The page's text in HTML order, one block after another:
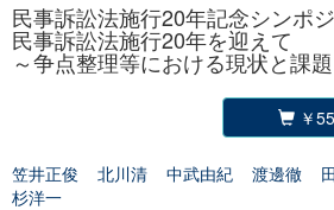
民事訴訟法施行20年記念シンポ
民事訴訟法施行20年を迎えて
～争点整理等における現状と課
￥
笠井正俊 北川清 中武由紀 渡邊徹
杉洋一